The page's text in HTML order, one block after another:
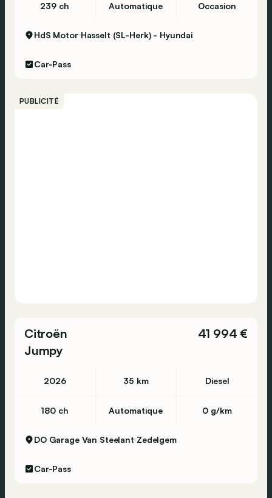
239 ch Automatique Occasion
HdS Motor Hasselt (SL-Herk) - Hyundai
Car-Pass
PUBLICITÉ
Citroën
Jumpy
41 994 €
2026 35 km Diesel
180 ch Automatique 0 g/km
DO Garage Van Steelant Zedelgem
Car-Pass